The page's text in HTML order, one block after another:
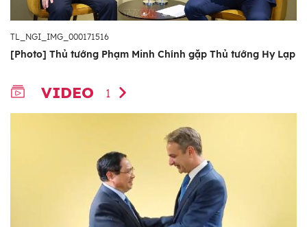
TL_NGI_IMG_000171516
[Photo] Thủ tướng Phạm Minh Chính gặp Thủ tướng Hy Lạp
VIDEO 1